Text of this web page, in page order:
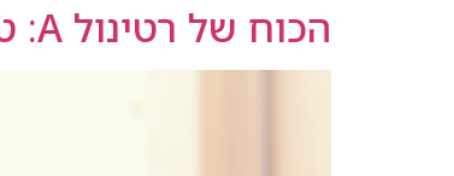
הכוח של רטינול A: טיפול יעיל לכל בעיות העור